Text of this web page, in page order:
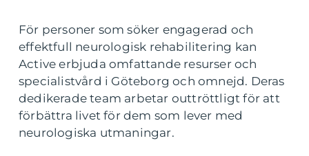
För personer som söker engagerad och
effektfull neurologisk rehabilitering kan
Active erbjuda omfattande resurser och
specialistvård i Göteborg och omnejd. Deras
dedikerade team arbetar outtröttligt för att
förbättra livet för dem som lever med
neurologiska utmaningar.